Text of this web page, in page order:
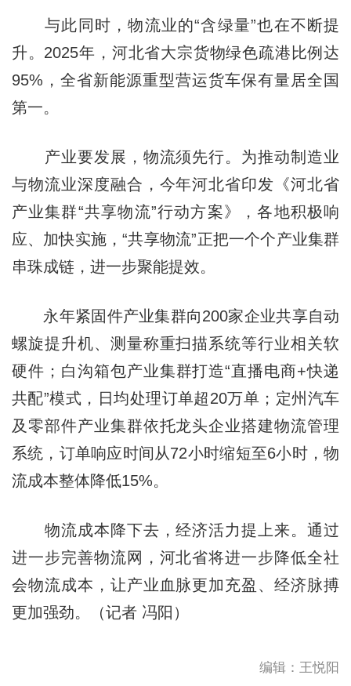
与此同时，物流业的“含绿量”也在不断提
升。2025年，河北省大宗货物绿色疏港比例达
95%，全省新能源重型营运货车保有量居全国
第一。
产业要发展，物流须先行。为推动制造业
与物流业深度融合，今年河北省印发《河北省
产业集群“共享物流”行动方案》，各地积极响
应、加快实施，“共享物流”正把一个个产业集群
串珠成链，进一步聚能提效。
永年紧固件产业集群向200家企业共享自动
螺旋提升机、测量称重扫描系统等行业相关软
硬件；白沟箱包产业集群打造“直播电商+快递
共配”模式，日均处理订单超20万单；定州汽车
及零部件产业集群依托龙头企业搭建物流管理
系统，订单响应时间从72小时缩短至6小时，物
流成本整体降低15%。
物流成本降下去，经济活力提上来。通过
进一步完善物流网，河北省将进一步降低全社
会物流成本，让产业血脉更加充盈、经济脉搏
更加强劲。（记者 冯阳）
编辑：王悦阳